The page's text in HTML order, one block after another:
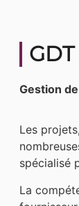
Gestion
Les
spécialisé
La